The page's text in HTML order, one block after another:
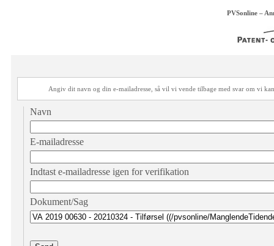
PVSonline –
Angiv dit navn og din e-mailadresse, så vil vi vende tilbage med svar om vi
Navn
E-mailadresse
Indtast e-mailadresse igen for verifikation
Dokument/Sag